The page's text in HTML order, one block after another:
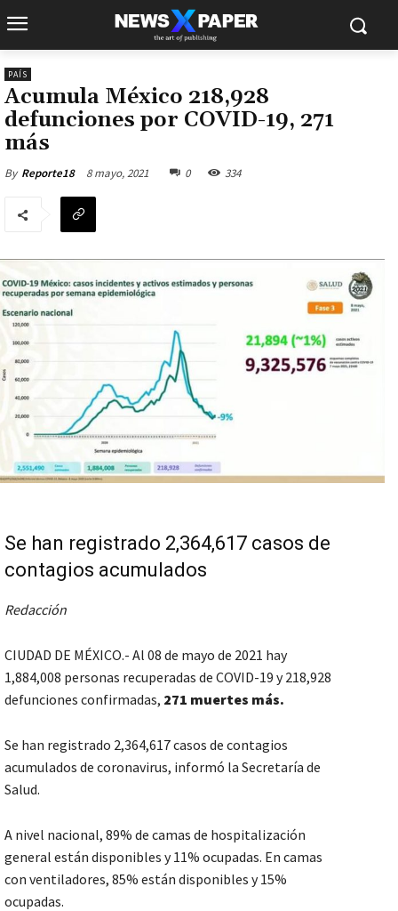
PAÍS
Acumula México 218,928
defunciones por COVID-19, 271
más
By Reporte18 8 mayo, 2021 0 334
Se han registrado 2,364,617 casos de
contagios acumulados
Redacción
CIUDAD DE MÉXICO.- Al 08 de mayo de 2021 hay
1,884,008 personas recuperadas de COVID-19 y 218,928
defunciones confirmadas, 271 muertes más.
Se han registrado 2,364,617 casos de contagios
acumulados de coronavirus, informó la Secretaría de
Salud.
A nivel nacional, 89% de camas de hospitalización
general están disponibles y 11% ocupadas. En camas
con ventiladores, 85% están disponibles y 15%
ocupadas.